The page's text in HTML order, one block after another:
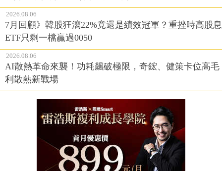
2026.08.06
7月回顧》韓股狂瀉22%竟還是績效冠軍？重挫時高股息
ETF只剩一檔贏過0050
2026.08.06
AI散熱革命來襲！功耗飆破極限，奇鋐、健策卡位高毛
利散熱新戰場